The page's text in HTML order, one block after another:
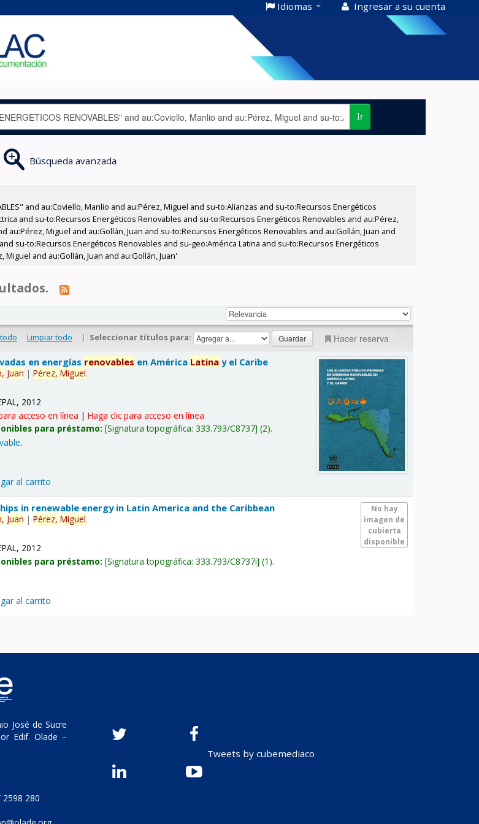
Idiomas Ingresar a su cuenta
Ir
Búsqueda avanzada
and au:Coviello, Manlio and au:Pérez, Miguel and su-to:Alianzas and su-to:Recursos Energéticos
and su-to:Recursos Energéticos Renovables and su-to:Recursos Energéticos Renovables and au:Pérez,
au:Pérez, Miguel and au:Gollán, Juan and su-to:Recursos Energéticos Renovables and au:Gollán, Juan and
su-to:Recursos Energéticos Renovables and su-geo:América Latina and su-to:Recursos Energéticos
and au:Gollán, Juan and au:Gollán, Juan'
Limpiar todo | Seleccionar títulos para: Hacer reserva
en energías renovables en América Latina y el Caribe
Juan |Pérez, Miguel.
2012
acceso en línea |Haga clic para acceso en línea
para préstamo: Signatura topográfica:333.793/C8737 (2).
.
al carrito
No hay
imagen de
cubierta
disponible
in renewable energy in Latin America and the Caribbean
Juan |Pérez, Miguel.
2012
para préstamo: Signatura topográfica:333.793/C8737i (1).
al carrito
José de Sucre
Edif. Olade –
280
Tweets by cubemediaco